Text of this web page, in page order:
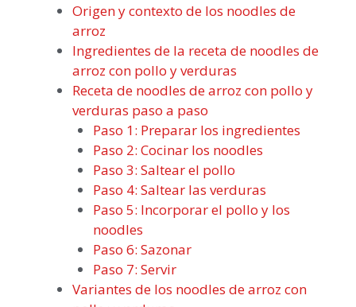
Origen y contexto de los noodles de
arroz
Ingredientes de la receta de noodles de
arroz con pollo y verduras
Receta de noodles de arroz con pollo y
verduras paso a paso
Paso 1: Preparar los ingredientes
Paso 2: Cocinar los noodles
Paso 3: Saltear el pollo
Paso 4: Saltear las verduras
Paso 5: Incorporar el pollo y los
noodles
Paso 6: Sazonar
Paso 7: Servir
Variantes de los noodles de arroz con